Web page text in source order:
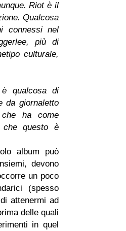
Riot è il
Qualcosa
connessi nel
più di
culturale,
qualcosa di
da giornaletto
ha come
questo è
album può
devono
un poco
(spesso
attenermi ad
delle quali
in quel